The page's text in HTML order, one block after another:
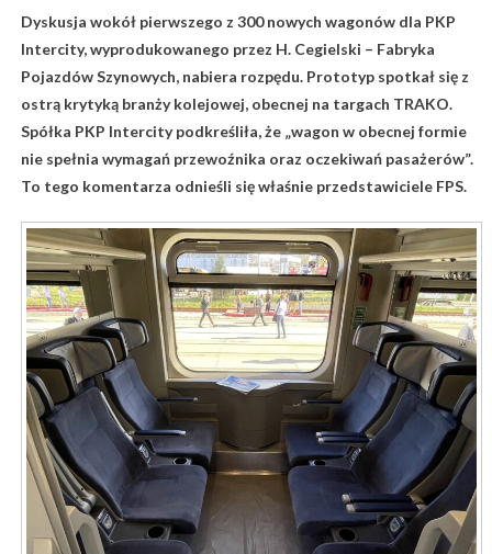
Dyskusja wokół pierwszego z 300 nowych wagonów dla PKP
Intercity, wyprodukowanego przez H. Cegielski – Fabryka
Pojazdów Szynowych, nabiera rozpędu. Prototyp spotkał się z
ostrą krytyką branży kolejowej, obecnej na targach TRAKO.
Spółka PKP Intercity podkreśliła, że „wagon w obecnej formie
nie spełnia wymagań przewoźnika oraz oczekiwań pasażerów”.
To tego komentarza odnieśli się właśnie przedstawiciele FPS.